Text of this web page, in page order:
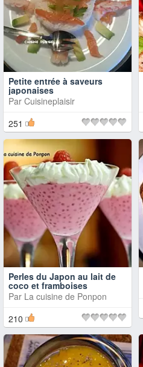
Petite entrée à saveurs
japonaises
Par Cuisineplaisir
251
Perles du Japon au lait de
coco et framboises
Par La cuisine de Ponpon
210